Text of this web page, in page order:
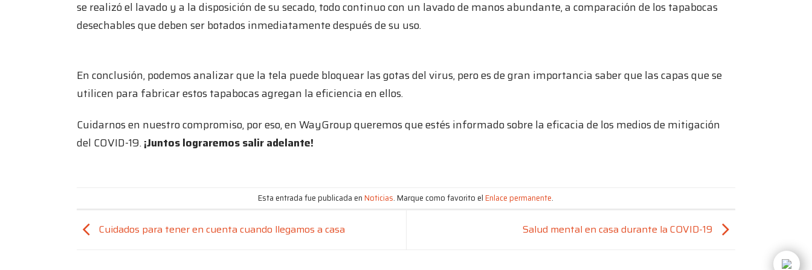
se realizó el lavado y a la disposición de su secado, todo continuo con un lavado de manos abundante, a comparación de los tapabocas
desechables que deben ser botados inmediatamente después de su uso.
En conclusión, podemos analizar que la tela puede bloquear las gotas del virus, pero es de gran importancia saber que las capas que se
utilicen para fabricar estos tapabocas agregan la eficiencia en ellos.
Cuidarnos en nuestro compromiso, por eso, en WayGroup queremos que estés informado sobre la eficacia de los medios de mitigación
del COVID-19.¡Juntos lograremos salir adelante!
Esta entrada fue publicada enNoticias. Marque como favorito elEnlace permanente.
Cuidados para tener en cuenta cuando llegamos a casa Salud mental en casa durante la COVID-19